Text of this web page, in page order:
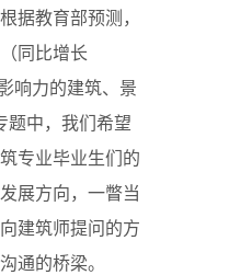
据教育部预测，
同比增长
响力的建筑、景
题中，我们希望
专业毕业生们的
展方向，一瞥当
建筑师提问的方
通的桥梁。